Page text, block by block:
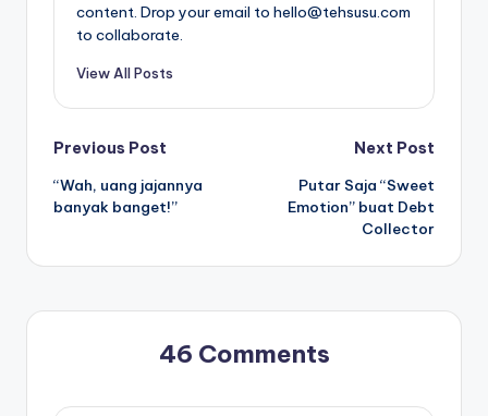
content. Drop your email to hello@tehsusu.com
to collaborate.
View All Posts
Post
navigation
Previous Post
“Wah, uang jajannya
banyak banget!”
Next Post
Putar Saja “Sweet
Emotion” buat Debt
Collector
46 Comments